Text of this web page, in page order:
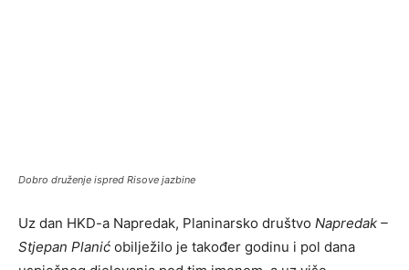
Dobro druženje ispred Risove jazbine
Uz dan HKD-a Napredak, Planinarsko društvo Napredak –
Stjepan Planić obilježilo je također godinu i pol dana